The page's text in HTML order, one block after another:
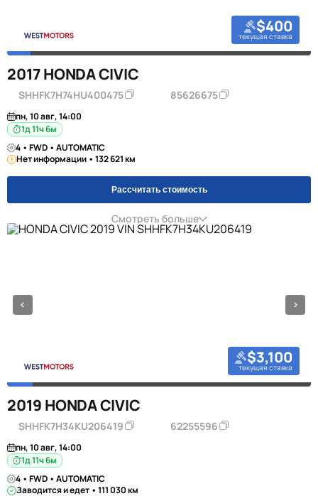
$400
текущая ставка
2017 HONDA CIVIC
SHHFK7H74HU400475 85626675
пн, 10 авг, 14:00
1д 11ч 6м
4 • FWD • AUTOMATIC
Нет информации • 132 621 км
Рассчитать стоимость
Смотреть больше
$3,100
текущая ставка
2019 HONDA CIVIC
SHHFK7H34KU206419 62255596
пн, 10 авг, 14:00
1д 11ч 6м
4 • FWD • AUTOMATIC
Заводится и едет • 111 030 км